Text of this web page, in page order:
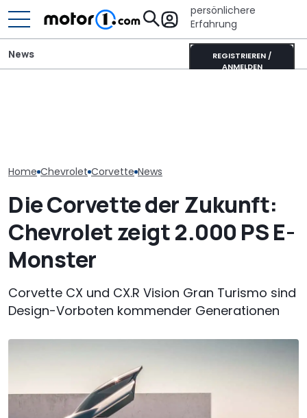
persönlichere
Erfahrung
REGISTRIEREN /
ANMELDEN
News
Home Chevrolet Corvette News
Die Corvette der Zukunft:
Chevrolet zeigt 2.000 PS E-
Monster
Corvette CX und CX.R Vision Gran Turismo sind
Design-Vorboten kommender Generationen